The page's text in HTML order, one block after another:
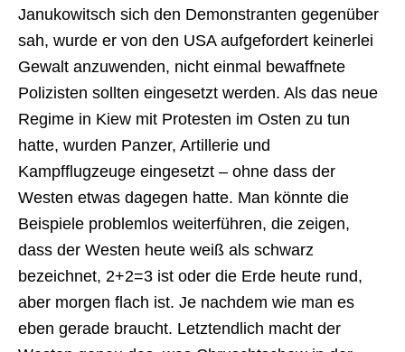
Janukowitsch sich den Demonstranten gegenüber
sah, wurde er von den USA aufgefordert keinerlei
Gewalt anzuwenden, nicht einmal bewaffnete
Polizisten sollten eingesetzt werden. Als das neue
Regime in Kiew mit Protesten im Osten zu tun
hatte, wurden Panzer, Artillerie und
Kampfflugzeuge eingesetzt – ohne dass der
Westen etwas dagegen hatte. Man könnte die
Beispiele problemlos weiterführen, die zeigen,
dass der Westen heute weiß als schwarz
bezeichnet, 2+2=3 ist oder die Erde heute rund,
aber morgen flach ist. Je nachdem wie man es
eben gerade braucht. Letztendlich macht der